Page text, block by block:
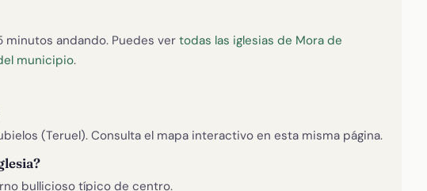
minutos andando. Puedes ver todas las iglesias de Mora de
municipio.
(Teruel). Consulta el mapa interactivo en esta misma página.
bullicioso típico de centro.